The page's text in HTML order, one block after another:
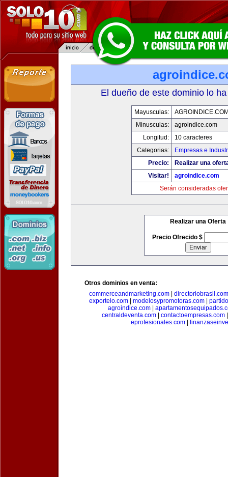
El dueño de este dominio lo
Mayusculas:
Minusculas:
agroindice.com
Longitud:
10 caracteres
Categorias:
Empresas e
Precio:
Realizar una
Visitar!
agroindice.com
Serán consideradas
Realizar una Oferta
Precio Ofrecido $
Otros dominios en venta:
commerceandmarketing.com| directoriobrasil.com
exportelo.com
modelosypromotoras.com
agroindice.com
centraldeventa.com
contactoempresas.com
eprofesionales.com